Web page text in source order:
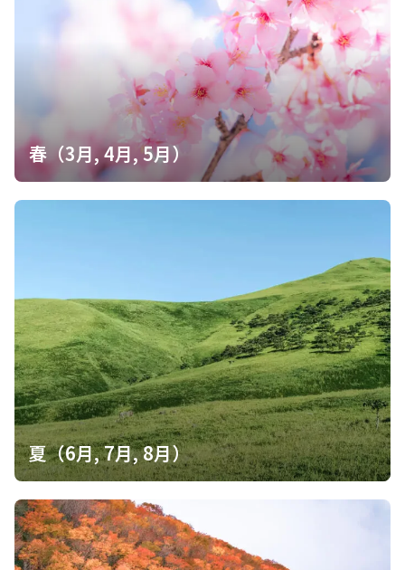
です。 実際に登ってみると、緩やかな地形の尾根道で樹木が日陰
となり、真夏にすごく登りやすいルートだと思いました。 それで
も汗がポタポタと落ちます。水分補給など気をつけないと熱中症
になると思い警戒しながら歩きました。 トレイルには草などもほ
とんど繁茂しておらず足元も良く見え、時折涼しい風も吹いてき
て、真夏に登る山としては理想的だと思います。 登山口から歩き
始めてすぐに、下の山の斜面から煙が上がっている様子が見えま
した。 登山口に車で上がってくる時に何かイベントをされてるよ
うでしたが、今日は焼畑をする日だったんだと分かりました。 下
山後の帰り道で火が消えて真っ黒になった斜面が現れました。思
した。 焼畑の場所からは熱い空気が感じられ、山の神にお神酒が
ョウマ（黄蓮華升麻。升麻：生薬）も見ることができて、とても
良い体験ができた一日となりました。 ◼️椎葉村の焼畑農業 古来か
ら伝わる農法である椎葉の焼畑。小規模な範囲で森林を伐採し、
木材を搬出、下草を焼き払って耕地を形成します。 1年目は75日
で種をまいて育つというソバ、2年目にヒエやアワ、3年目はアズ
キ、4年目はダイズを栽培します。 その後、約30年程度の休閑期
間を設けて森林の力を回復させ、再び焼畑行なう循環的な農法で
す。 ◼️唱えごとから始まる火入れ 防火帯が一通りできたあと、厳
かに山の神にお神酒をあげ、火入れのために唱えごと（となえご
と）を発しました。 「このヤボに火を入れ申す ヘビ、ワクドウ
(蛙)、虫けらども、早々に立ち退きたまえ 山の神様、火の神様、
どうぞ火の余らぬよう また、焼き残りのないよう、おんまもりや
ってたもうりもうせ」 一呼吸置きゆっくりと立ち上がった後、2
つ手を叩き一礼。いよいよ火入れです。 （世界農業遺産高千穂
郷・椎葉山地域活性化協議会事務局）
春（3月, 4月, 5月）
夏（6月, 7月, 8月）